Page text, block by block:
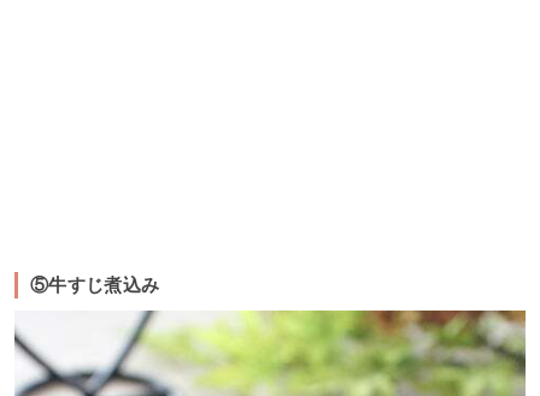
⑤牛すじ煮込み